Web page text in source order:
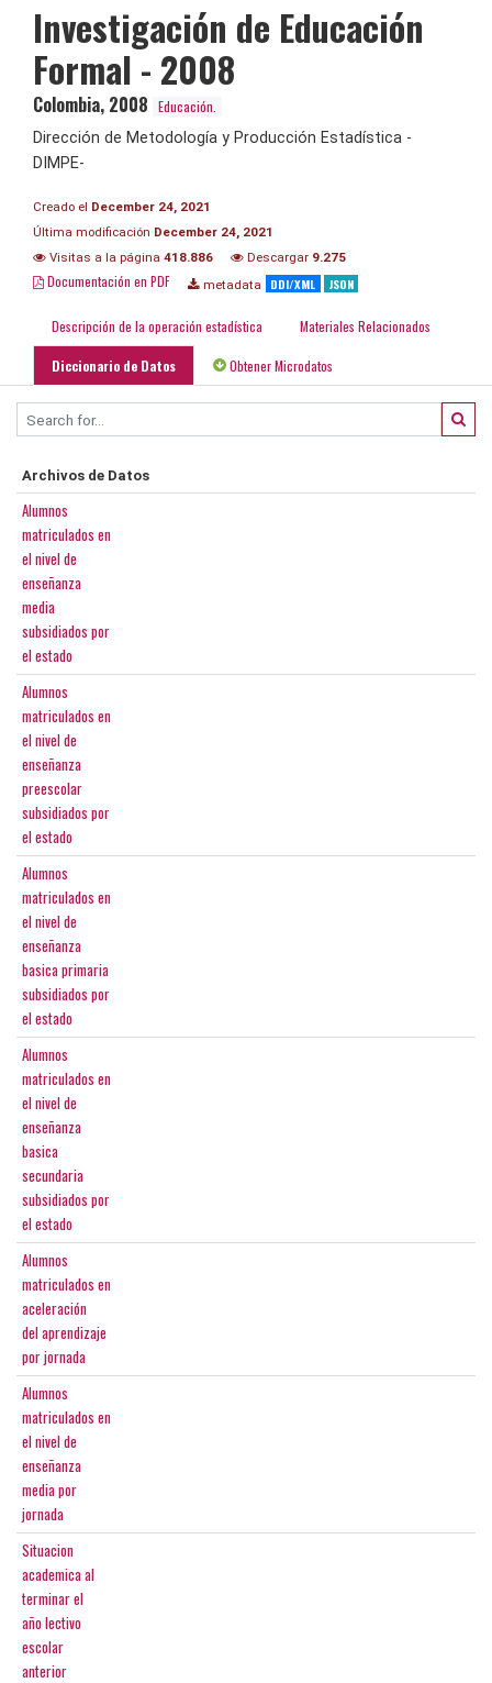
Investigación de Educación
Formal - 2008
Colombia, 2008 Educación.
Dirección de Metodología y Producción Estadística -
DIMPE-
Creado el December 24, 2021
Última modificación December 24, 2021
Visitas a la página 418.886 Descargar 9.275
Documentación en PDF metadata DDI/XML JSON
Descripción de la operación estadística Materiales Relacionados
Diccionario de Datos Obtener Microdatos
Archivos de Datos
Alumnos
matriculados en
el nivel de
enseñanza
media
subsidiados por
el estado
Alumnos
matriculados en
el nivel de
enseñanza
preescolar
subsidiados por
el estado
Alumnos
matriculados en
el nivel de
enseñanza
basica primaria
subsidiados por
el estado
Alumnos
matriculados en
el nivel de
enseñanza
basica
secundaria
subsidiados por
el estado
Alumnos
matriculados en
aceleración
del aprendizaje
por jornada
Alumnos
matriculados en
el nivel de
enseñanza
media por
jornada
Situacion
academica al
terminar el
año lectivo
escolar
anterior